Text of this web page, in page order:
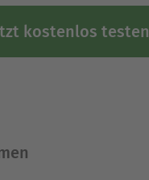
kostenlos testen